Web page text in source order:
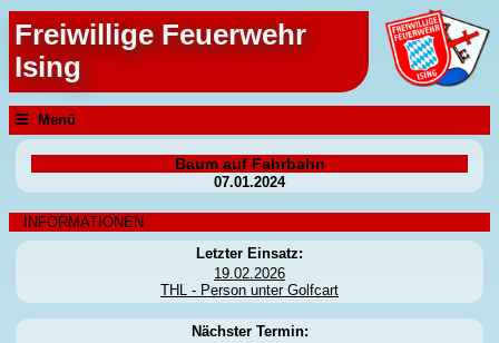
Freiwillige Feuerwehr
Ising
Menü
Baum auf Fahrbahn
07.01.2024
INFORMATIONEN
Letzter Einsatz:
19.02.2026
THL - Person unter Golfcart
Nächster Termin: